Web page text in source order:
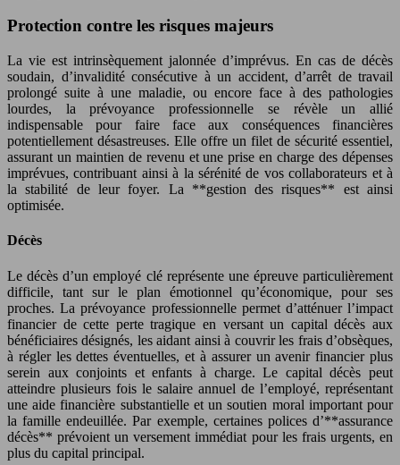
Protection contre les risques majeurs
La vie est intrinsèquement jalonnée d’imprévus. En cas de décès
soudain, d’invalidité consécutive à un accident, d’arrêt de travail
prolongé suite à une maladie, ou encore face à des pathologies
lourdes, la prévoyance professionnelle se révèle un allié
indispensable pour faire face aux conséquences financières
potentiellement désastreuses. Elle offre un filet de sécurité essentiel,
assurant un maintien de revenu et une prise en charge des dépenses
imprévues, contribuant ainsi à la sérénité de vos collaborateurs et à
la stabilité de leur foyer. La **gestion des risques** est ainsi
optimisée.
Décès
Le décès d’un employé clé représente une épreuve particulièrement
difficile, tant sur le plan émotionnel qu’économique, pour ses
proches. La prévoyance professionnelle permet d’atténuer l’impact
financier de cette perte tragique en versant un capital décès aux
bénéficiaires désignés, les aidant ainsi à couvrir les frais d’obsèques,
à régler les dettes éventuelles, et à assurer un avenir financier plus
serein aux conjoints et enfants à charge. Le capital décès peut
atteindre plusieurs fois le salaire annuel de l’employé, représentant
une aide financière substantielle et un soutien moral important pour
la famille endeuillée. Par exemple, certaines polices d’**assurance
décès** prévoient un versement immédiat pour les frais urgents, en
plus du capital principal.